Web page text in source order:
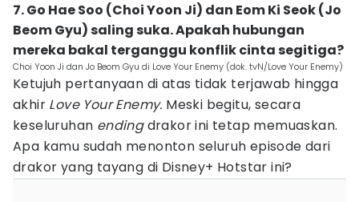
7. Go Hae Soo (Choi Yoon Ji) dan Eom Ki Seok (Jo
Beom Gyu) saling suka. Apakah hubungan
mereka bakal terganggu konflik cinta segitiga?
Choi Yoon Ji dan Jo Beom Gyu di Love Your Enemy (dok. tvN/Love Your Enemy)
Ketujuh pertanyaan di atas tidak terjawab hingga
akhir Love Your Enemy. Meski begitu, secara
keseluruhan endingdrakor ini tetap memuaskan.
Apa kamu sudah menonton seluruh episode dari
drakor yang tayang di Disney+ Hotstar ini?